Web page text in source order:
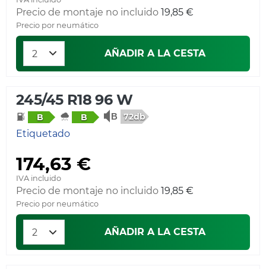
Precio de montaje no incluido 19,85 €
Precio por neumático
AÑADIR A LA CESTA
245/45 R18 96 W
B B 72db
Etiquetado
174,63 €
IVA incluido
Precio de montaje no incluido 19,85 €
Precio por neumático
AÑADIR A LA CESTA